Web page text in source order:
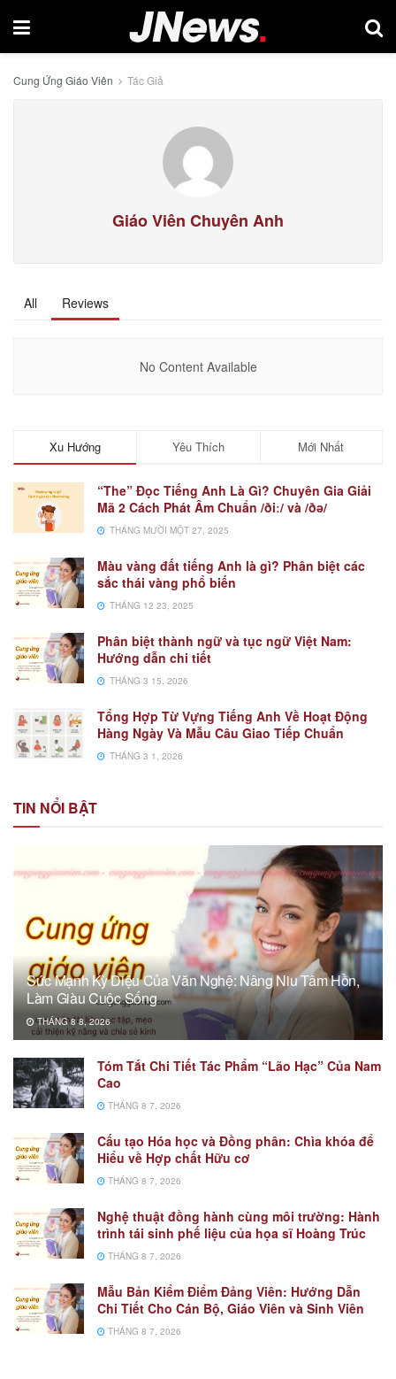
Cung Ứng Giáo Viên Tác Giả
Giáo Viên Chuyên Anh
All Reviews
No Content Available
Xu Hướng Yêu Thích Mới Nhất
“The” Đọc Tiếng Anh Là Gì? Chuyên Gia Giải
Mã 2 Cách Phát Âm Chuẩn /ðiː/ và /ðə/
THÁNG MƯỜI MỘT 27, 2025
Màu vàng đất tiếng Anh là gì? Phân biệt các
sắc thái vàng phổ biến
THÁNG 12 23, 2025
Phân biệt thành ngữ và tục ngữ Việt Nam:
Hướng dẫn chi tiết
THÁNG 3 15, 2026
Tổng Hợp Từ Vựng Tiếng Anh Về Hoạt Động
Hàng Ngày Và Mẫu Câu Giao Tiếp Chuẩn
THÁNG 3 1, 2026
TIN NỔI BẬT
Sức Mạnh Kỳ Diệu Của Văn Nghệ: Nâng Niu Tâm Hồn,
Làm Giàu Cuộc Sống
THÁNG 8 8, 2026
Tóm Tắt Chi Tiết Tác Phẩm “Lão Hạc” Của Nam
Cao
THÁNG 8 7, 2026
Cấu tạo Hóa học và Đồng phân: Chìa khóa để
Hiểu về Hợp chất Hữu cơ
THÁNG 8 7, 2026
Nghệ thuật đồng hành cùng môi trường: Hành
trình tái sinh phế liệu của họa sĩ Hoàng Trúc
THÁNG 8 7, 2026
Mẫu Bản Kiểm Điểm Đảng Viên: Hướng Dẫn
Chi Tiết Cho Cán Bộ, Giáo Viên và Sinh Viên
THÁNG 8 7, 2026